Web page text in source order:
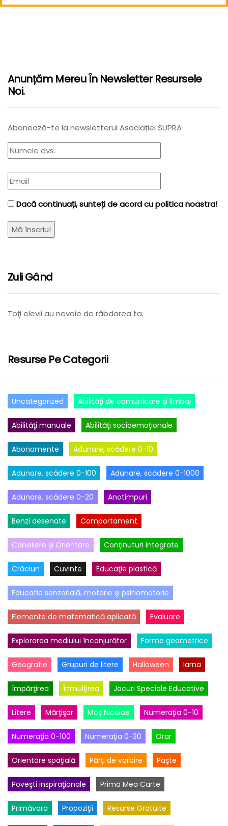
Anunțăm Mereu În Newsletter Resursele
Noi.
Abonează-te la newsletterul Asociației SUPRA
Dacă continuați, sunteți de acord cu politica noastra!
Zuli Gând
Toţi elevii au nevoie de răbdarea ta.
Resurse Pe Categorii
Uncategorized Abilităţi de comunicare şi limbaj
Abilităţi manuale Abilităţi socioemoţionale
Abonamente Adunare, scădere 0-10
Adunare, scădere 0-100 Adunare, scădere 0-1000
Adunare, scădere 0-20 Anotimpuri
Benzi desenate Comportament
Consiliere şi Orientare Conţinuturi integrate
Crăciun Cuvinte Educaţie plastică
Educatie senzorială, motorie şi psihomotorie
Elemente de matematică aplicată Evaluare
Explorarea mediului înconjurător Forme geometrice
Geografie Grupuri de litere Halloween Iarna
Împărţirea Înmulţirea Jocuri Speciale Educative
Litere Mărţişor Moş Nicolae Numeraţia 0-10
Numeraţia 0-100 Numeraţia 0-30 Orar
Orientare spaţială Părţi de vorbire Paşte
Poveşti inspiraţionale Prima Mea Carte
Primăvara Propoziţii Resurse Gratuite